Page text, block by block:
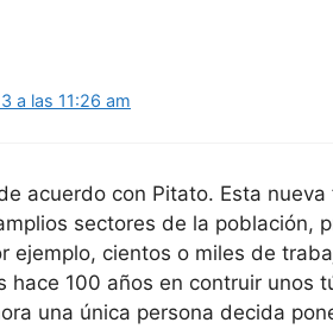
a las 11:26 am
acuerdo con Pitato. Esta
sectores de la población,
ejemplo, cientos o miles de
hace 100 años en contruir unos
una única persona decida